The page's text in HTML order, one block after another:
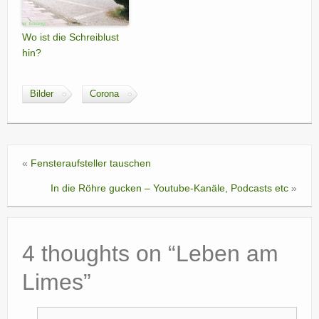
Wo ist die Schreiblust
hin?
Bilder Corona
« Fensteraufsteller tauschen
In die Röhre gucken – Youtube-Kanäle, Podcasts etc »
4 thoughts on “Leben am
Limes”